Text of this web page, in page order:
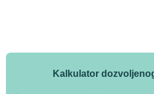
Kalkulator